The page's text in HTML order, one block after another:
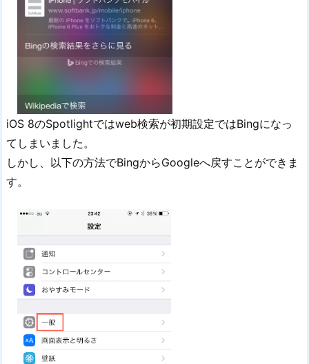
iOS 8のSpotlightではweb検索が初期設定ではBingになっ
てしまいました。
しかし、以下の方法でBingからGoogleへ戻すことができま
す。